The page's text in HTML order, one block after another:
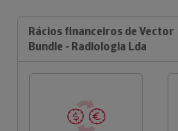
Rácios financeiros de Vector
Bundle - Radiologia Lda